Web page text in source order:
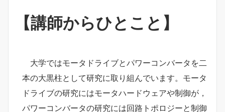
【講師からひとこと】
大学ではモータドライブとパワーコンバータを二
本の大黒柱として研究に取り組んでいます。モータ
ドライブの研究にはモータハードウェアや制御が，
パワーコンバータの研究には回路トポロジーと制御